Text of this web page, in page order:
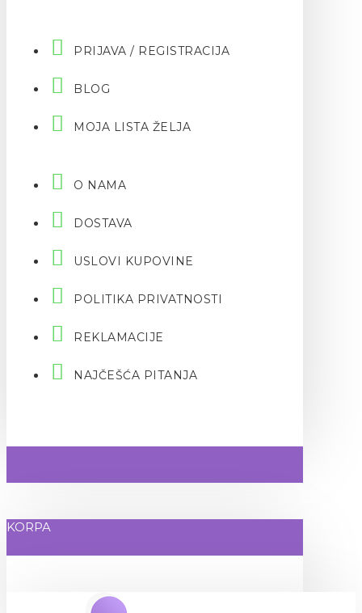
PRIJAVA / REGISTRACIJA
BLOG
MOJA LISTA ŽELJA
O NAMA
DOSTAVA
USLOVI KUPOVINE
POLITIKA PRIVATNOSTI
REKLAMACIJE
NAJČEŠĆA PITANJA
KORPA